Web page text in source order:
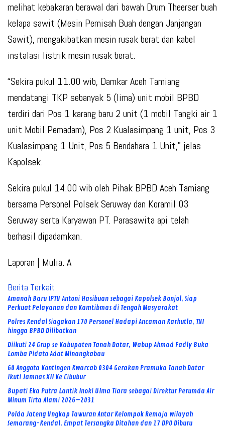
melihat kebakaran berawal dari bawah Drum Theerser buah
kelapa sawit (Mesin Pemisah Buah dengan Janjangan
Sawit), mengakibatkan mesin rusak berat dan kabel
instalasi listrik mesin rusak berat.
“Sekira pukul 11.00 wib, Damkar Aceh Tamiang
mendatangi TKP sebanyak 5 (lima) unit mobil BPBD
terdiri dari Pos 1 karang baru 2 unit (1 mobil Tangki air 1
unit Mobil Pemadam), Pos 2 Kualasimpang 1 unit, Pos 3
Kualasimpang 1 Unit, Pos 5 Bendahara 1 Unit,” jelas
Kapolsek.
Sekira pukul 14.00 wib oleh Pihak BPBD Aceh Tamiang
bersama Personel Polsek Seruway dan Koramil 03
Seruway serta Karyawan PT. Parasawita api telah
berhasil dipadamkan.
Laporan | Mulia. A
Berita Terkait
Amanah Baru IPTU Antoni Hasibuan sebagai Kapolsek Bonjol, Siap
Perkuat Pelayanan dan Kamtibmas di Tengah Masyarakat
Polres Kendal Siagakan 170 Personel Hadapi Ancaman Karhutla, TNI
hingga BPBD Dilibatkan
Diikuti 24 Grup se Kabupaten Tanah Datar, Wabup Ahmad Fadly Buka
Lomba Pidato Adat Minangkabau
60 Anggota Kontingen Kwarcab 0304 Gerakan Pramuka Tanah Datar
Ikuti Jamnas XII Ke Cibubur
Bupati Eka Putra Lantik Inoki Ulma Tiara sebagai Direktur Perumda Air
Minum Tirta Alami 2026–2031
Polda Jateng Ungkap Tawuran Antar Kelompok Remaja wilayah
Semarang-Kendal, Empat Tersangka Ditahan dan 17 DPO Diburu